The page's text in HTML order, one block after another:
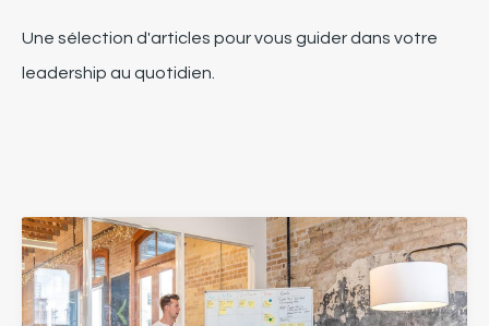
Une sélection d'articles pour vous guider dans votre
leadership au quotidien.